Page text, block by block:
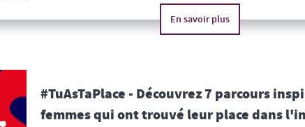
En savoir plus
#TuAsTaPlace - Découvrez 7 parcours
femmes qui ont trouvé leur place dans